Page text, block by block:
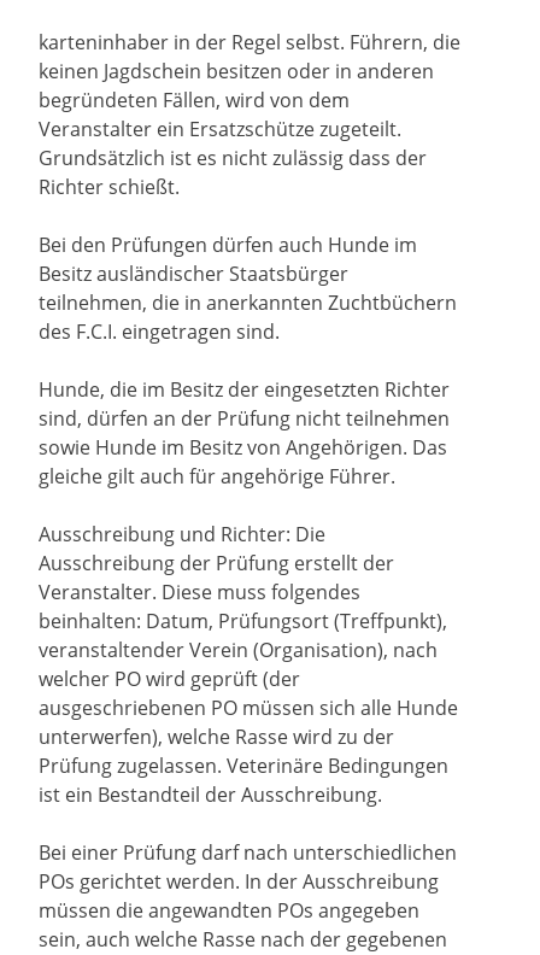
karteninhaber in der Regel selbst. Führern, die
keinen Jagdschein besitzen oder in anderen
begründeten Fällen, wird von dem
Veranstalter ein Ersatzschütze zugeteilt.
Grundsätzlich ist es nicht zulässig dass der
Richter schießt.
Bei den Prüfungen dürfen auch Hunde im
Besitz ausländischer Staatsbürger
teilnehmen, die in anerkannten Zuchtbüchern
des F.C.I. eingetragen sind.
Hunde, die im Besitz der eingesetzten Richter
sind, dürfen an der Prüfung nicht teilnehmen
sowie Hunde im Besitz von Angehörigen. Das
gleiche gilt auch für angehörige Führer.
Ausschreibung und Richter: Die
Ausschreibung der Prüfung erstellt der
Veranstalter. Diese muss folgendes
beinhalten: Datum, Prüfungsort (Treffpunkt),
veranstaltender Verein (Organisation), nach
welcher PO wird geprüft (der
ausgeschriebenen PO müssen sich alle Hunde
unterwerfen), welche Rasse wird zu der
Prüfung zugelassen. Veterinäre Bedingungen
ist ein Bestandteil der Ausschreibung.
Bei einer Prüfung darf nach unterschiedlichen
POs gerichtet werden. In der Ausschreibung
müssen die angewandten POs angegeben
sein, auch welche Rasse nach der gegebenen